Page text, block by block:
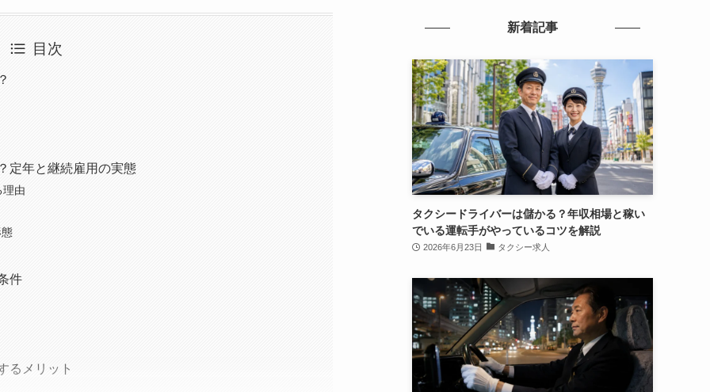
目次
定年と継続雇用の実態
理由
件
るメリット
新着記事
タクシードライバーは儲かる？年収相場と稼い
でいる運転手がやっているコツを解説
2026年6月23日 タクシー求人